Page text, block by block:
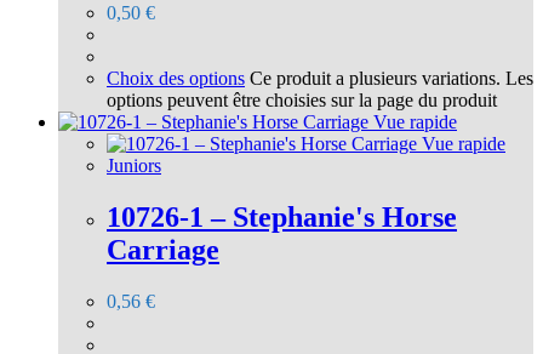
0,50 €
Choix des options Ce produit a plusieurs variations. Les
options peuvent être choisies sur la page du produit
Vue rapide
Vue rapide
Juniors
10726-1 – Stephanie's Horse
Carriage
0,56 €